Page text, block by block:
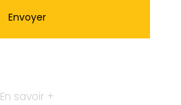
En savoir +